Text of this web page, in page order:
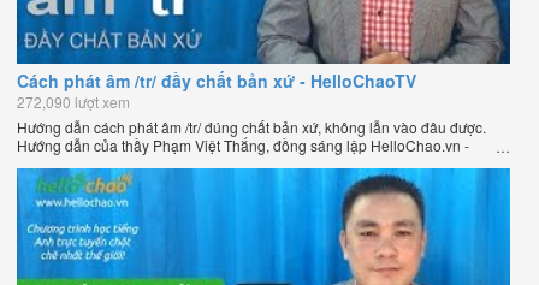
Cách phát âm /tr/ đầy chất bản xứ - HelloChaoTV
272,090 lượt xem
Hướng dẫn cách phát âm /tr/ đúng chất bản xứ, không lẫn vào đâu được.
Hướng dẫn của thầy Phạm Việt Thắng, đồng sáng lập HelloChao.vn -
Chương trình dạy tiếng Anh trực tuyến chặt chẽ nhất thế giới.